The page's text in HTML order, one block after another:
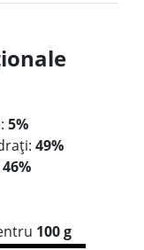
5%
49%
46%
100 g